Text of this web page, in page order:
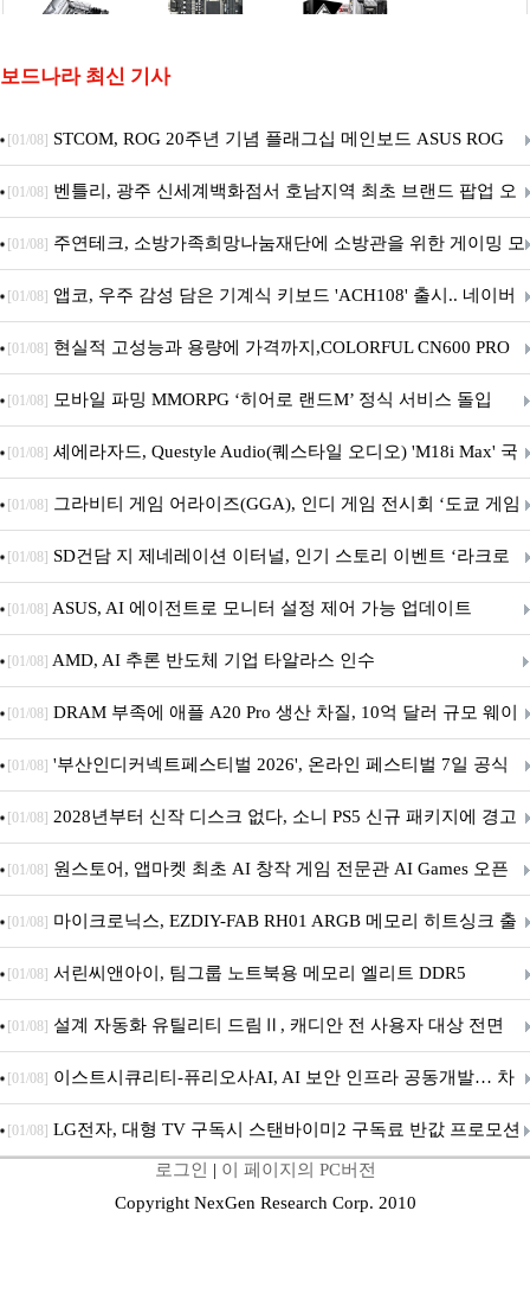
보드나라 최신 기사
[01/08] STCOM, ROG 20주년 기념 플래그십 메인보드 ASUS ROG
Crosshair X870E EDITION 20 국내 출시 예정
[01/08] 벤틀리, 광주 신세계백화점서 호남지역 최초 브랜드 팝업 오
픈
[01/08] 주연테크, 소방가족희망나눔재단에 소방관을 위한 게이밍 모
니터·스마트 펫 침대 기부
[01/08] 앱코, 우주 감성 담은 기계식 키보드 'ACH108' 출시.. 네이버
브랜드데이 기획전 진행
[01/08] 현실적 고성능과 용량에 가격까지,COLORFUL CN600 PRO
M.2 NVMe 디앤디컴 1TB
[01/08] 모바일 파밍 MMORPG ‘히어로 랜드M’ 정식 서비스 돌입
[01/08] 셰에라자드, Questyle Audio(퀘스타일 오디오) 'M18i Max' 국
내 정식 출시
[01/08] 그라비티 게임 어라이즈(GGA), 인디 게임 전시회 ‘도쿄 게임
던전 13’ 참가!
[01/08] SD건담 지 제네레이션 이터널, 인기 스토리 이벤트 ‘라크로
아의 용사’ 재개최 및 풍성한 기념 이벤트 실시!
[01/08] ASUS, AI 에이전트로 모니터 설정 제어 가능 업데이트
[01/08] AMD, AI 추론 반도체 기업 타알라스 인수
[01/08] DRAM 부족에 애플 A20 Pro 생산 차질, 10억 달러 규모 웨이
퍼 대기
[01/08] '부산인디커넥트페스티벌 2026', 온라인 페스티벌 7일 공식
개막... 22일간 진행
[01/08] 2028년부터 신작 디스크 없다, 소니 PS5 신규 패키지에 경고
문 추가
[01/08] 원스토어, 앱마켓 최초 AI 창작 게임 전문관 AI Games 오픈
[01/08] 마이크로닉스, EZDIY-FAB RH01 ARGB 메모리 히트싱크 출
시
[01/08] 서린씨앤아이, 팀그룹 노트북용 메모리 엘리트 DDR5
5600MHz 16GB 출시
[01/08] 설계 자동화 유틸리티 드림Ⅱ, 캐디안 전 사용자 대상 전면
무상 배포
[01/08] 이스트시큐리티-퓨리오사AI, AI 보안 인프라 공동개발… 차
세대 AI 보안 플랫폼 구축
[01/08] LG전자, 대형 TV 구독시 스탠바이미2 구독료 반값 프로모션
로그인 | 이 페이지의 PC버전
Copyright NexGen Research Corp. 2010